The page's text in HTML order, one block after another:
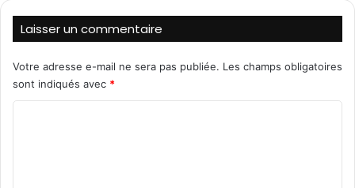
t
f
s
»
Laisser un commentaire
Votre adresse e-mail ne sera pas publiée. Les champs obligatoires
sont indiqués avec *